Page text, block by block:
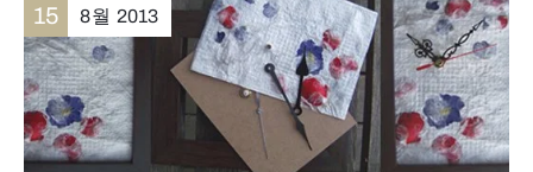
15 8월 2013